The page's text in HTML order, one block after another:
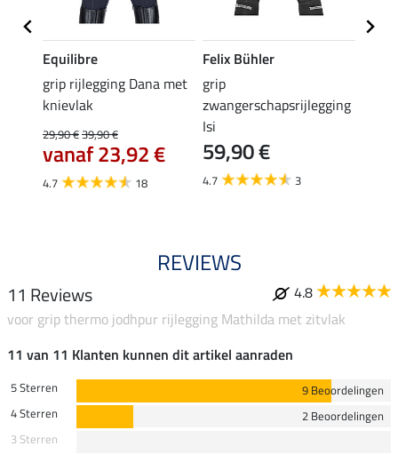
Equilibre
grip rijlegging Dana met
knievlak
29,90 €39,90 €
vanaf 23,92 €
4.7 18
Felix Bühler
grip
zwangerschapsrijlegging
Isi
59,90 €
4.7 3
REVIEWS
11 Reviews
4.8
voor grip thermo jodhpur rijlegging Mathilda met zitvlak
11 van 11 Klanten kunnen dit artikel aanraden
5 Sterren
9 Beoordelingen
4 Sterren
2 Beoordelingen
3 Sterren